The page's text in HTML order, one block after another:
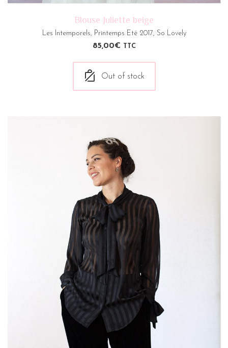
Blouse Juliette beige
Les Intemporels, Printemps Eté 2017, So Lovely
85,00€ TTC
Out of stock